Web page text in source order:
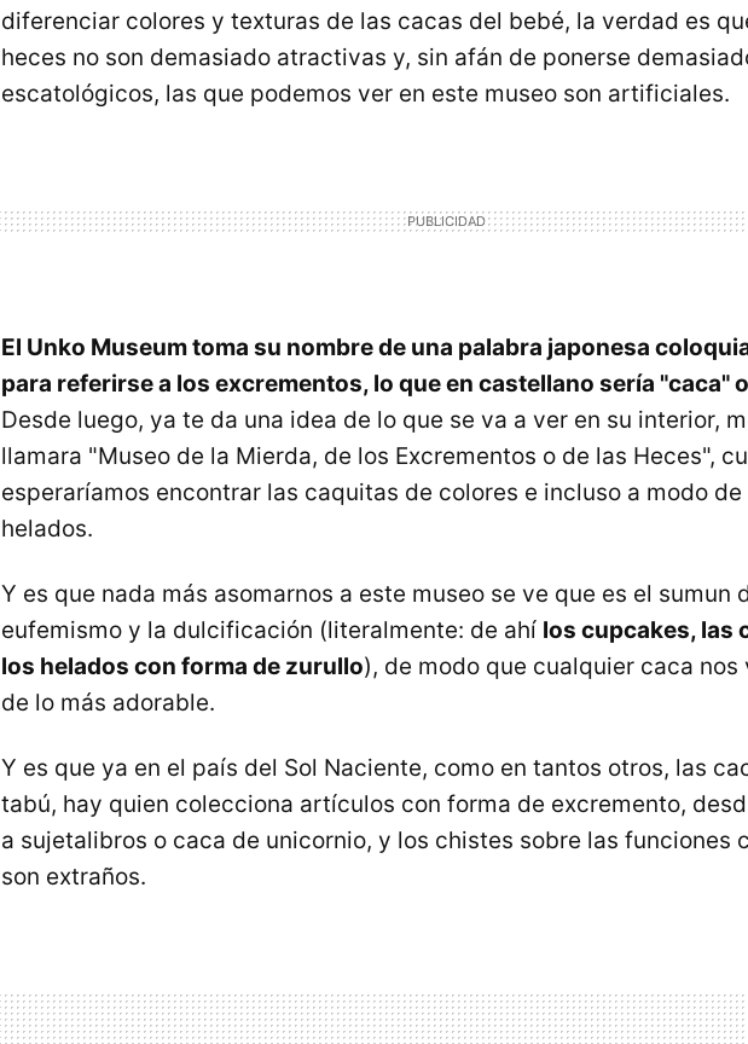
diferenciar colores y texturas de las cacas del bebé, la verdad es
heces no son demasiado atractivas y, sin afán de ponerse
escatológicos, las que podemos ver en este museo son artificiales.
El Unko Museum toma su nombre de una palabra japonesa
para referirse a los excrementos, lo que en castellano sería "caca"
Desde luego, ya te da una idea de lo que se va a ver en su interior,
llamara "Museo de la Mierda, de los Excrementos o de las Heces",
esperaríamos encontrar las caquitas de colores e incluso a modo
helados.
Y es que nada más asomarnos a este museo se ve que es el sumun
eufemismo y la dulcificación (literalmente: de ahí los cupcakes, las
los helados con forma de zurullo), de modo que cualquier caca nos
de lo más adorable.
Y es que ya en el país del Sol Naciente, como en tantos otros, las
tabú, hay quien colecciona artículos con forma de excremento,
a sujetalibros o caca de unicornio, y los chistes sobre las funciones
son extraños.